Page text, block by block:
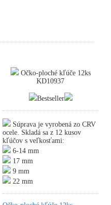
Očko-ploché kľúče 12ks
KD10937
Bestseller
Súprava je vyrobená zo CRV
ocele. Skladá sa z 12 kusov
kľúčov s veľkosťami:
6-14 mm
17 mm
9 mm
22 mm